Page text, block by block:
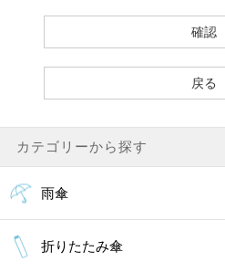
カテゴリーから探す
雨傘
折りたたみ傘